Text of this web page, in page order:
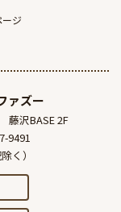
ージ
ァズー
藤沢BASE 2F
9491
く）